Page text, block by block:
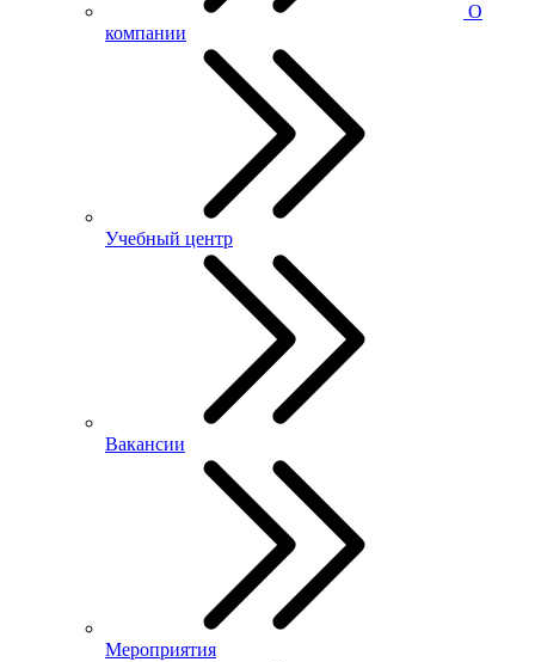
О
компании
Учебный центр
Вакансии
Мероприятия